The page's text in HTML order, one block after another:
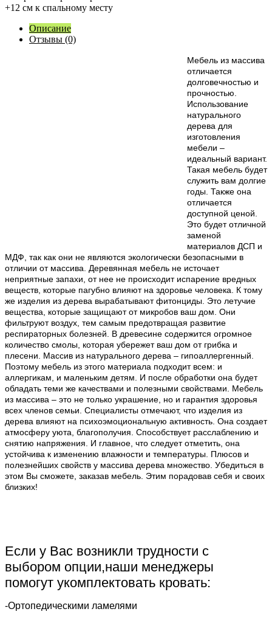
+12 см к спальному месту
Описание
Отзывы (0)
Мебель из массива
отличается
долговечностью и
прочностью.
Использование
натурального
дерева для
изготовления
мебели –
идеальный вариант.
Такая мебель будет
служить вам долгие
годы. Также она
отличается
доступной ценой.
Это будет отличной
заменой
материалов ДСП и
МДФ, так как они не являются экологически безопасными в
отличии от массива. Деревянная мебель не источает
неприятные запахи, от нее не происходит испарение вредных
веществ, которые пагубно влияют на здоровье человека. К тому
же изделия из дерева вырабатывают фитонциды. Это летучие
вещества, которые защищают от микробов ваш дом. Они
фильтруют воздух, тем самым предотвращая развитие
респираторных болезней. В древесине содержится огромное
количество смолы, которая убережет ваш дом от грибка и
плесени. Массив из натурального дерева – гипоаллергенный.
Поэтому мебель из этого материала подходит всем: и
аллергикам, и маленьким детям. И после обработки она будет
обладать теми же качествами и полезными свойствами. Мебель
из массива – это не только украшение, но и гарантия здоровья
всех членов семьи. Специалисты отмечают, что изделия из
дерева влияют на психоэмоциональную активность. Она создает
атмосферу уюта, благополучия. Способствует расслаблению и
снятию напряжения. И главное, что следует отметить, она
устойчива к изменению влажности и температуры. Плюсов и
полезнейших свойств у массива дерева множество. Убедиться в
этом Вы сможете, заказав мебель. Этим порадовав себя и своих
близких!
Если у Вас возникли трудности с
выбором опции,наши менеджеры
помогут укомплектовать кровать:
-Ортопедическими ламелями